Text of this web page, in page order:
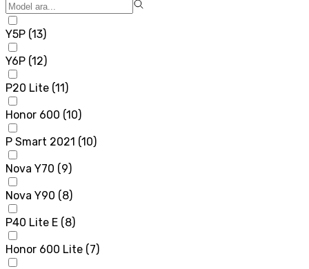
Y5P (13)
Y6P (12)
P20 Lite (11 )
Honor 600 (10)
P Smart 2021 (10)
Nova Y70 (9)
Nova Y90 (8)
P40 Lite E (8)
Honor 600 Lite (7)